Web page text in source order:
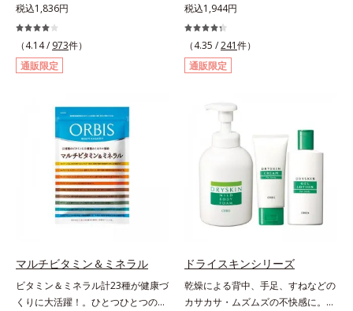
る食事と一緒にカテキンを。さら
に、食物繊維とコーンシルクエキス
で、ぽっこりやからだの巡りをケ
ア。カテキン・コーンシルク・食物
繊維のトリプルパワーがダイエット
税込1,836円
（4.14 / 973件）
通販限定
負けない健康づくりを。GODポリ
フェノールを含むバラ科の甜茶に加
え、3種の植物成分（シソ種子エキ
ス、シジュウムグァバエキス、黄杞
葉エキス）とビタミンEを配合しま
作用。眠くなることもないので、仕
事はもちろん車を運転するときにも
大丈夫。いつでも気軽に摂れます。
気になる不快感に直接アプローチし
て、季節に負けない健康づくりを応
援します。「ムズムズしそうで窓を
開けるのがコワイ」「ティッシュと
マスクが手放せない」「買い物に行
スメです。
税込1,944円
（4.35 /241件）
通販限定
マルチビタミン＆ミネラル
ビタミン＆ミネラル計23種が健康づ
くりに大活躍！。ひとつひとつの栄
ドライスキンシリーズ
乾燥による背中、手足、すねなどの
カサカサ・ムズムズの不快感に。背